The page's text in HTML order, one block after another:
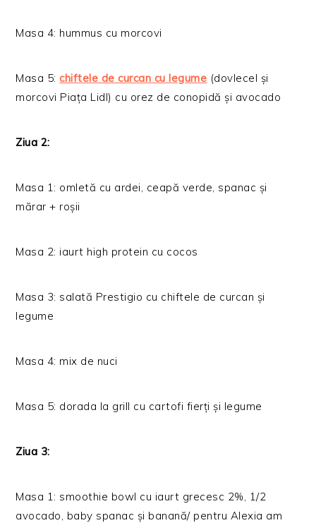
Masa 4: hummus cu morcovi
Masa 5:chiftele de curcan cu legume (dovlecel și
morcovi Piața Lidl) cu orez de conopidă și avocado
Ziua 2:
Masa 1: omletă cu ardei, ceapă verde, spanac și
mărar + roșii
Masa 2: iaurt high protein cu cocos
Masa 3: salată Prestigio cu chiftele de curcan și
legume
Masa 4: mix de nuci
Masa 5: dorada la grill cu cartofi fierți și legume
Ziua 3:
Masa 1: smoothie bowl cu iaurt grecesc 2%, 1/2
avocado, baby spanac și banană/ pentru Alexia am